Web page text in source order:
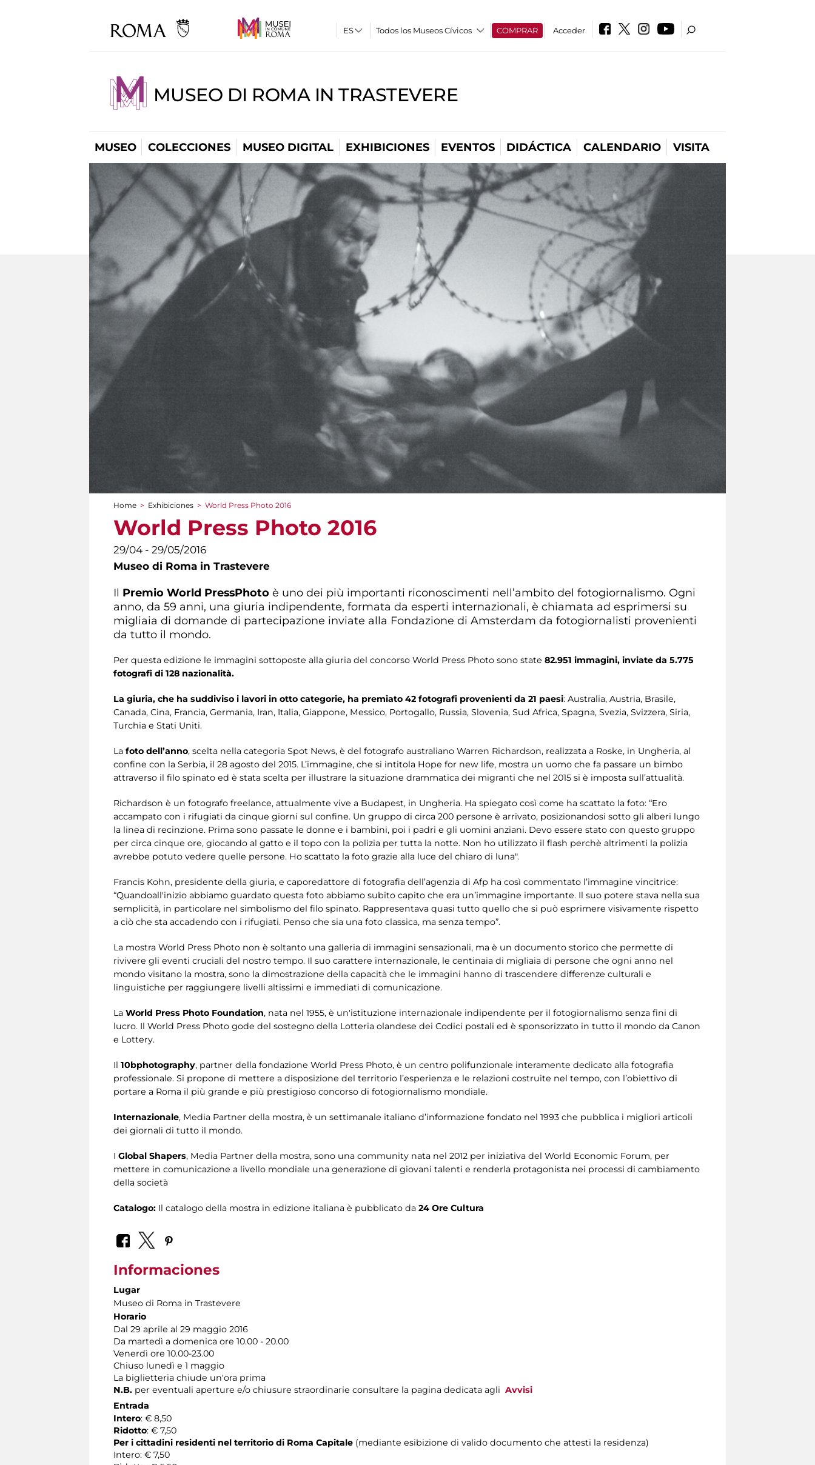
Todos los Museos Cívicos COMPRAR Acceder
MUSEO DI ROMA IN TRASTEVERE
MUSEO COLECCIONES MUSEO DIGITAL EXHIBICIONES EVENTOS DIDÁCTICA CALENDARIO VISITA
You are here
Home > Exhibiciones > World Press Photo 2016
World Press Photo 2016
29/04 - 29/05/2016
Museo di Roma in Trastevere
Il Premio World PressPhoto è uno dei più importanti riconoscimenti nell’ambito del fotogiornalismo. Ogni
anno, da 59 anni, una giuria indipendente, formata da esperti internazionali, è chiamata ad esprimersi su
migliaia di domande di partecipazione inviate alla Fondazione di Amsterdam da fotogiornalisti provenienti
da tutto il mondo.
Per questa edizione le immagini sottoposte alla giuria del concorso World Press Photo sono state 82.951 immagini, inviate da 5.775
fotografi di 128 nazionalità.
La giuria, che ha suddiviso i lavori in otto categorie, ha premiato 42 fotografi provenienti da 21 paesi: Australia, Austria, Brasile,
Canada, Cina, Francia, Germania, Iran, Italia, Giappone, Messico, Portogallo, Russia, Slovenia, Sud Africa, Spagna, Svezia, Svizzera, Siria,
Turchia e Stati Uniti.
La foto dell’anno, scelta nella categoria Spot News, è del fotografo australiano Warren Richardson, realizzata a Roske, in Ungheria, al
confine con la Serbia, il 28 agosto del 2015. L’immagine, che si intitola Hope for new life, mostra un uomo che fa passare un bimbo
attraverso il filo spinato ed è stata scelta per illustrare la situazione drammatica dei migranti che nel 2015 si è imposta sull’attualità.
Richardson è un fotografo freelance, attualmente vive a Budapest, in Ungheria. Ha spiegato così come ha scattato la foto: “Ero
accampato con i rifugiati da cinque giorni sul confine. Un gruppo di circa 200 persone è arrivato, posizionandosi sotto gli alberi lungo
la linea di recinzione. Prima sono passate le donne e i bambini, poi i padri e gli uomini anziani. Devo essere stato con questo gruppo
per circa cinque ore, giocando al gatto e il topo con la polizia per tutta la notte. Non ho utilizzato il flash perchè altrimenti la polizia
avrebbe potuto vedere quelle persone. Ho scattato la foto grazie alla luce del chiaro di luna".
Francis Kohn, presidente della giuria, e caporedattore di fotografia dell’agenzia di Afp ha così commentato l’immagine vincitrice:
“Quandoall'inizio abbiamo guardato questa foto abbiamo subito capito che era un’immagine importante. Il suo potere stava nella sua
semplicità, in particolare nel simbolismo del filo spinato. Rappresentava quasi tutto quello che si può esprimere visivamente rispetto
a ciò che sta accadendo con i rifugiati. Penso che sia una foto classica, ma senza tempo”.
La mostra World Press Photo non è soltanto una galleria di immagini sensazionali, ma è un documento storico che permette di
rivivere gli eventi cruciali del nostro tempo. Il suo carattere internazionale, le centinaia di migliaia di persone che ogni anno nel
mondo visitano la mostra, sono la dimostrazione della capacità che le immagini hanno di trascendere differenze culturali e
linguistiche per raggiungere livelli altissimi e immediati di comunicazione.
La World Press Photo Foundation, nata nel 1955, è un'istituzione internazionale indipendente per il fotogiornalismo senza fini di
lucro. Il World Press Photo gode del sostegno della Lotteria olandese dei Codici postali ed è sponsorizzato in tutto il mondo da Canon
e Lottery.
Il 10bphotography, partner della fondazione World Press Photo, è un centro polifunzionale interamente dedicato alla fotografia
professionale. Si propone di mettere a disposizione del territorio l’esperienza e le relazioni costruite nel tempo, con l’obiettivo di
portare a Roma il più grande e più prestigioso concorso di fotogiornalismo mondiale.
Internazionale, Media Partner della mostra, è un settimanale italiano d’informazione fondato nel 1993 che pubblica i migliori articoli
dei giornali di tutto il mondo.
I Global Shapers, Media Partner della mostra, sono una community nata nel 2012 per iniziativa del World Economic Forum, per
mettere in comunicazione a livello mondiale una generazione di giovani talenti e renderla protagonista nei processi di cambiamento
della società
Catalogo: Il catalogo della mostra in edizione italiana è pubblicato da 24 Ore Cultura
Informaciones
Lugar
Museo di Roma in Trastevere
Horario
Dal 29 aprile al 29 maggio 2016
Da martedì a domenica ore 10.00 - 20.00
Venerdì ore 10.00-23.00
Chiuso lunedì e 1 maggio
La biglietteria chiude un'ora prima
N.B. per eventuali aperture e/o chiusure straordinarie consultare la pagina dedicata agli Avvisi
Entrada
Intero: € 8,50
Ridotto: € 7,50
Per i cittadini residenti nel territorio di Roma Capitale (mediante esibizione di valido documento che attesti la residenza)
Intero: € 7,50